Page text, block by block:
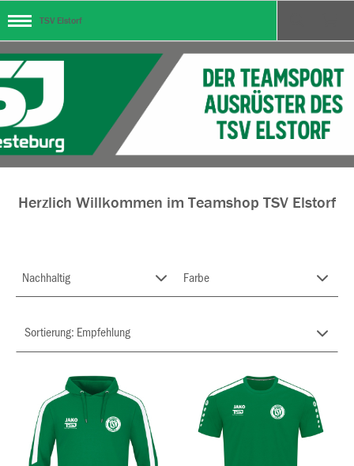
TSV Elstorf
Herzlich Willkommen im Teamshop TSV Elstorf
Nachhaltig Farbe